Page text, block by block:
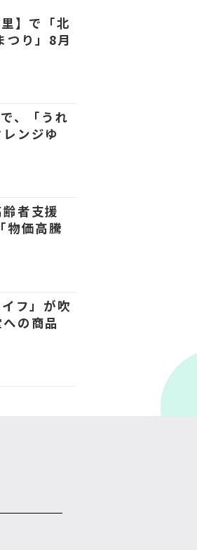
】で「北
つり」8月
、「うれ
ンジゆ
者支援
物価高騰
フ」が吹
の商品